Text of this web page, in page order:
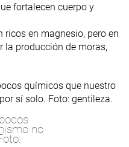
fortalecen cuerpo y
ricos en magnesio, pero en
la producción de moras,
no